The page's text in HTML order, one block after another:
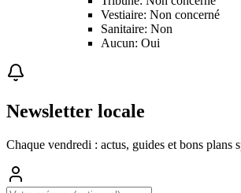
Vestiaire: Non concerné
Sanitaire: Non
Aucun: Oui
Newsletter locale
Chaque vendredi : actus, guides et bons plans